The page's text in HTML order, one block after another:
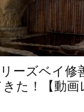
ーズベイ修
た！【動画